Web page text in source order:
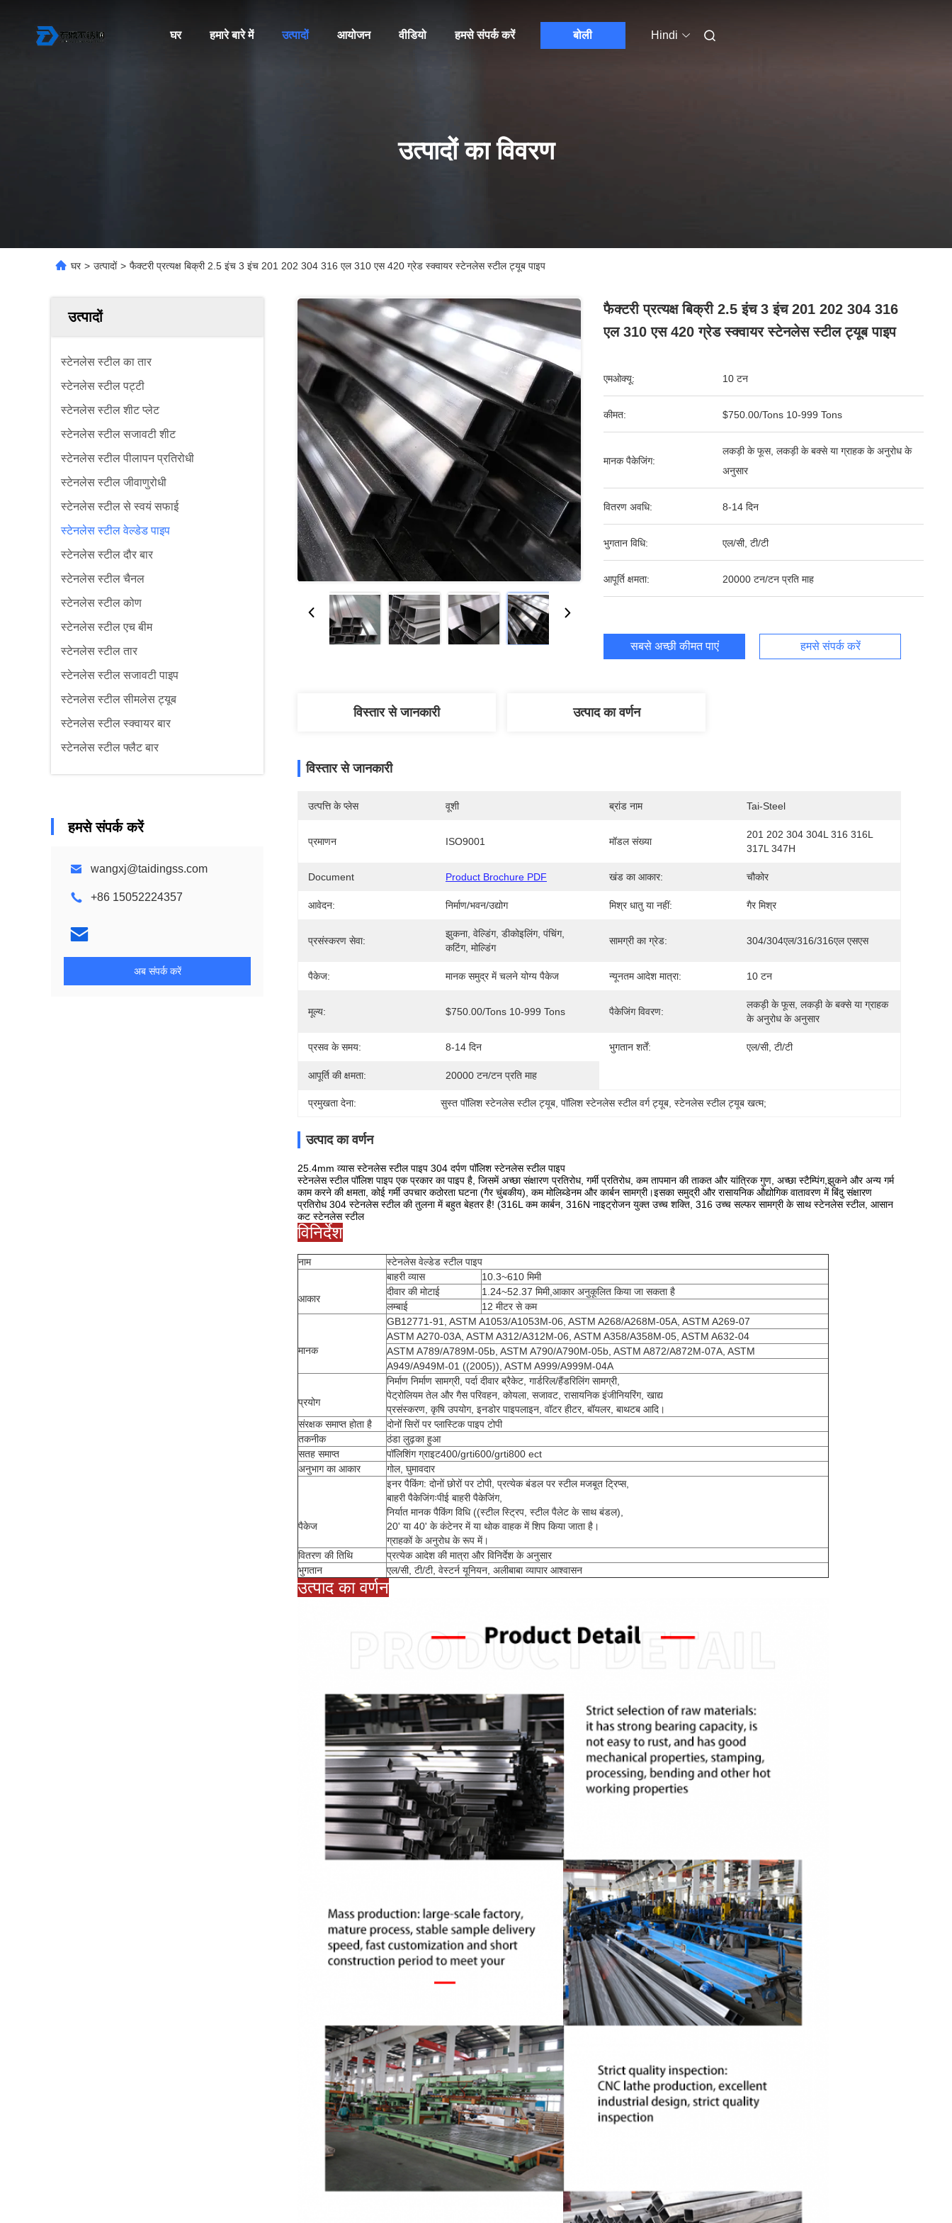
घर हमारे बारे में उत्पादों आयोजन वीडियो हमसे संपर्क करें बोली Hindi
उत्पादों का विवरण
घर > उत्पादों > फैक्टरी प्रत्यक्ष बिक्री 2.5 इंच 3 इंच 201 202 304 316 एल 310 एस 420 ग्रेड स्क्वायर स्टेनलेस स्टील ट्यूब पाइप
उत्पादों
स्टेनलेस स्टील का तार
स्टेनलेस स्टील पट्टी
स्टेनलेस स्टील शीट प्लेट
स्टेनलेस स्टील सजावटी शीट
स्टेनलेस स्टील पीलापन प्रतिरोधी
स्टेनलेस स्टील जीवाणुरोधी
स्टेनलेस स्टील से स्वयं सफाई
स्टेनलेस स्टील वेल्डेड पाइप
स्टेनलेस स्टील दौर बार
स्टेनलेस स्टील चैनल
स्टेनलेस स्टील कोण
स्टेनलेस स्टील एच बीम
स्टेनलेस स्टील तार
स्टेनलेस स्टील सजावटी पाइप
स्टेनलेस स्टील सीमलेस ट्यूब
स्टेनलेस स्टील स्क्वायर बार
स्टेनलेस स्टील फ्लैट बार
हमसे संपर्क करें
wangxj@taidingss.com
+86 15052224357
अब संपर्क करें
फैक्टरी प्रत्यक्ष बिक्री 2.5 इंच 3 इंच 201 202 304 316
एल 310 एस 420 ग्रेड स्क्वायर स्टेनलेस स्टील ट्यूब पाइप
एमओक्यू: 10 टन
कीमत: $750.00/Tons 10-999 Tons
मानक पैकेजिंग:
लकड़ी के फूस, लकड़ी के बक्से या ग्राहक के अनुरोध के
अनुसार
वितरण अवधि: 8-14 दिन
भुगतान विधि: एल/सी, टी/टी
आपूर्ति क्षमता: 20000 टन/टन प्रति माह
सबसे अच्छी कीमत पाएं हमसे संपर्क करें
विस्तार से जानकारी उत्पाद का वर्णन
विस्तार से जानकारी
उत्पत्ति के प्लेस वूशी ब्रांड नाम Tai-Steel
प्रमाणन ISO9001 मॉडल संख्या
201 202 304 304L 316 316L
317L 347H
Document Product Brochure PDF खंड का आकार: चौकोर
आवेदन: निर्माण/भवन/उद्योग मिश्र धातु या नहीं: गैर मिश्र
प्रसंस्करण सेवा:
झुकना, वेल्डिंग, डीकोइलिंग, पंचिंग,
कटिंग, मोल्डिंग
सामग्री का ग्रेड: 304/304एल/316/316एल एसएस
पैकेज: मानक समुद्र में चलने योग्य पैकेज न्यूनतम आदेश मात्रा: 10 टन
मूल्य: $750.00/Tons 10-999 Tons पैकेजिंग विवरण:
लकड़ी के फूस, लकड़ी के बक्से या ग्राहक
के अनुरोध के अनुसार
प्रसव के समय: 8-14 दिन भुगतान शर्तें: एल/सी, टी/टी
आपूर्ति की क्षमता: 20000 टन/टन प्रति माह
प्रमुखता देना: सुस्त पॉलिश स्टेनलेस स्टील ट्यूब , पॉलिश स्टेनलेस स्टील वर्ग ट्यूब , स्टेनलेस स्टील ट्यूब खत्म;
उत्पाद का वर्णन
25.4mm व्यास स्टेनलेस स्टील पाइप 304 दर्पण पॉलिश स्टेनलेस स्टील पाइप
स्टेनलेस स्टील पॉलिश पाइप एक प्रकार का पाइप है, जिसमें अच्छा संक्षारण प्रतिरोध, गर्मी प्रतिरोध, कम तापमान की ताकत और यांत्रिक गुण, अच्छा स्टैम्पिंग,झुकने और अन्य गर्म
काम करने की क्षमता, कोई गर्मी उपचार कठोरता घटना (गैर चुंबकीय), कम मोलिब्डेनम और कार्बन सामग्री।इसका समुद्री और रासायनिक औद्योगिक वातावरण में बिंदु संक्षारण
प्रतिरोध 304 स्टेनलेस स्टील की तुलना में बहुत बेहतर है! (316L कम कार्बन, 316N नाइट्रोजन युक्त उच्च शक्ति, 316 उच्च सल्फर सामग्री के साथ स्टेनलेस स्टील, आसान
कट स्टेनलेस स्टील
विनिर्देश
नाम स्टेनलेस वेल्डेड स्टील पाइप
आकार
बाहरी व्यास
10.3~610 मिमी
दीवार की मोटाई
1.24~52.37 मिमी,आकार अनुकूलित किया जा सकता है
लम्बाई
12 मीटर से कम
मानक
GB12771-91, ASTM A1053/A1053M-06, ASTM A268/A268M-05A, ASTM A269-07
ASTM A270-03A, ASTM A312/A312M-06, ASTM A358/A358M-05, ASTM A632-04
ASTM A789/A789M-05b, ASTM A790/A790M-05b, ASTM A872/A872M-07A, ASTM
A949/A949M-01 ((2005)), ASTM A999/A999M-04A
प्रयोग
निर्माण निर्माण सामग्री, पर्दा दीवार ब्रैकेट, गार्डरिल/हैंडरिलिंग सामग्री,
पेट्रोलियम तेल और गैस परिवहन, कोयला, सजावट, रासायनिक इंजीनियरिंग, खाद्य
प्रसंस्करण, कृषि उपयोग, इनडोर पाइपलाइन, वॉटर हीटर, बॉयलर, बाथटब आदि।
संरक्षक समाप्त होता है
दोनों सिरों पर प्लास्टिक पाइप टोपी
तकनीक
ठंडा लुढ़का हुआ
सतह समाप्त
पॉलिशिंग ग्राइट400/grti600/grti800 ect
अनुभाग का आकार
गोल, घुमावदार
पैकेज
इनर पैकिंग: दोनों छोरों पर टोपी, प्रत्येक बंडल पर स्टील मजबूत ट्रिप्स,
बाहरी पैकेजिंगःपीई बाहरी पैकेजिंग,
निर्यात मानक पैकिंग विधि ((स्टील स्ट्रिप, स्टील पैलेट के साथ बंडल),
20' या 40' के कंटेनर में या थोक वाहक में शिप किया जाता है।
ग्राहकों के अनुरोध के रूप में।
वितरण की तिथि
प्रत्येक आदेश की मात्रा और विनिर्देश के अनुसार
भुगतान
एल/सी, टी/टी, वेस्टर्न यूनियन, अलीबाबा व्यापार आश्वासन
उत्पाद का वर्णन